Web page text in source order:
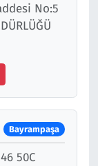
No:5
Bayrampaşa
50C